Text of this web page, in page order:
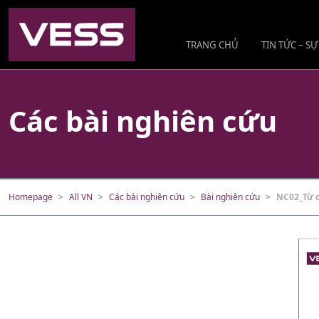
TRANG CHỦ TIN TỨC –
Các bài nghiên cứu
Homepage All VN Các bài nghiên cứu Bài nghiên cứu